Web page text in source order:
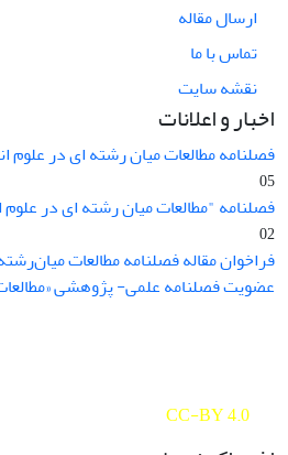
ارسال مقاله
تماس با ما
نقشه سایت
اخبار و اعلانات
فصلنامه مطالعات میان رشته ای در علوم
05
فصلنامه "مطالعات میان رشته ای در
02
فراخوان مقاله فصلنامه مطالعات
عضویت فصلنامه علمی- پژوهشی
CC-BY 4.0